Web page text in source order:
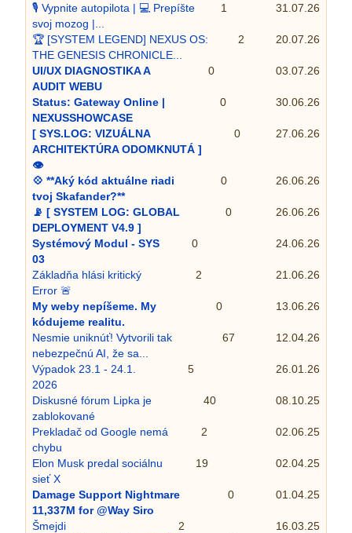
🎙️ Vypnite autopilota | 💻 Prepíšte
svoj mozog |...
1 31.07.26
🏆 [SYSTEM LEGEND] NEXUS OS:
THE GENESIS CHRONICLE...
2 20.07.26
UI/UX DIAGNOSTIKA A
AUDIT WEBU
0 03.07.26
Status: Gateway Online |
NEXUSSHOWCASE
0 30.06.26
[ SYS.LOG: VIZUÁLNA
ARCHITEKTÚRA ODOMKNUTÁ ]
👁️
0 27.06.26
💠 **Aký kód aktuálne riadi
tvoj Skafander?**
0 26.06.26
📡 [ SYSTEM LOG: GLOBAL
DEPLOYMENT V4.9 ]
0 26.06.26
Systémový Modul - SYS
03
0 24.06.26
Základňa hlási kritický
Error 🚨
2 21.06.26
My weby nepíšeme. My
kódujeme realitu.
0 13.06.26
Nesmie uniknúť! Vytvorili tak
nebezpečnú AI, že sa...
67 12.04.26
Výpadok 23.1 - 24.1.
2026
5 26.01.26
Diskusné fórum Lipka je
zablokované
40 08.10.25
Prekladač od Google nemá
chybu
2 02.06.25
Elon Musk predal sociálnu
sieť X
19 02.04.25
Damage Support Nightmare
11,337M for @Way Siro
0 01.04.25
Šmejdi 2
16.03.25